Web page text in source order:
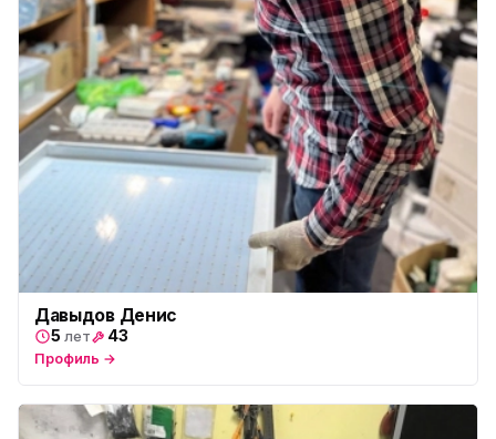
Давыдов Денис
5 лет 43
Профиль →